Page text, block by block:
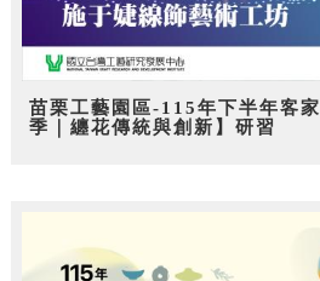
苗栗工藝園區-115年下半年客
季｜纏花傳統與創新】研習